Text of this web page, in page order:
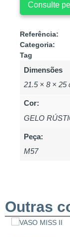
Consulte
Referência:
Categoria:
Tag
Dimensões
21.5 × 8 × 25
Cor:
GELO
Peça:
M57
Outras